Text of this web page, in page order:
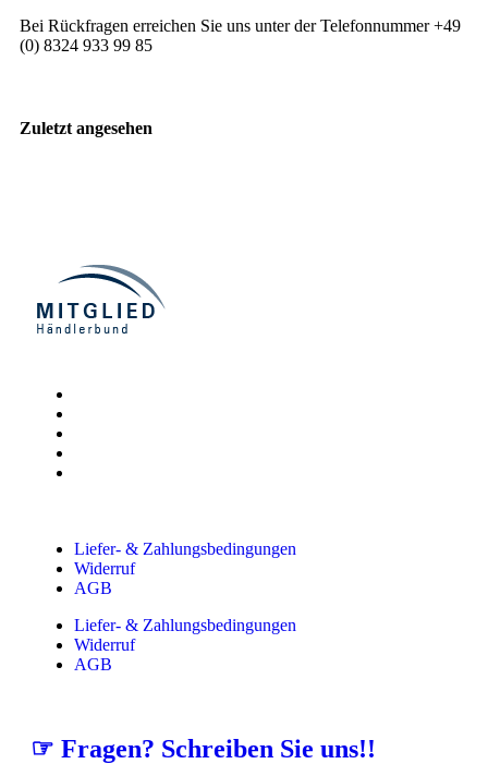
Bei Rückfragen erreichen Sie uns unter der Telefonnummer +49
(0) 8324 933 99 85
Zuletzt angesehen
Liefer- & Zahlungsbedingungen
Widerruf
AGB
Liefer- & Zahlungsbedingungen
Widerruf
AGB
☞ Fragen? Schreiben Sie uns!!